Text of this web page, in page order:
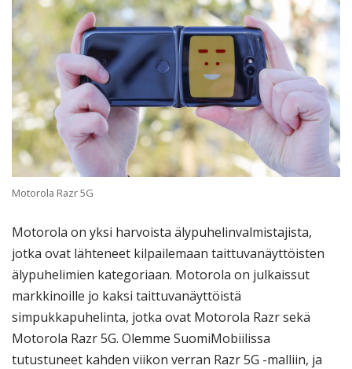
Motorola Razr 5G
Motorola on yksi harvoista älypuhelinvalmistajista,
jotka ovat lähteneet kilpailemaan taittuvanäyttöisten
älypuhelimien kategoriaan. Motorola on julkaissut
markkinoille jo kaksi taittuvanäyttöistä
simpukkapuhelinta, jotka ovat Motorola Razr sekä
Motorola Razr 5G. Olemme SuomiMobiilissa
tutustuneet kahden viikon verran Razr 5G -malliin, ja